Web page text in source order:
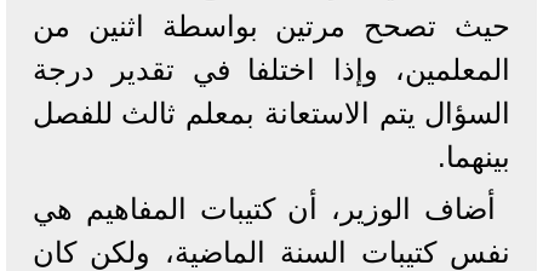
حيث تصحح مرتين بواسطة اثنين من
المعلمين، وإذا اختلفا في تقدير درجة
السؤال يتم الاستعانة بمعلم ثالث للفصل
بينهما.
أضاف الوزير، أن كتيبات المفاهيم هي
نفس كتيبات السنة الماضية، ولكن كان